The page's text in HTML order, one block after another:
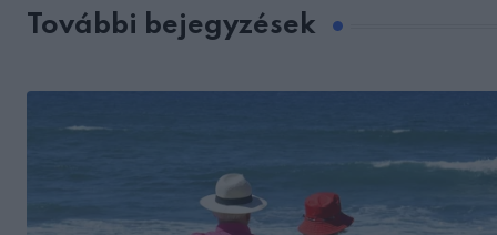
További bejegyzések